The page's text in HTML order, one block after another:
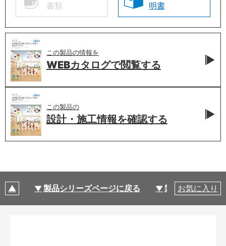
書類
明書
この製品の情報を
WEBカタログで閲覧する
この製品の
設計・施工情報を確認する
製品シリーズページに戻る 製品仕様
お気に入り